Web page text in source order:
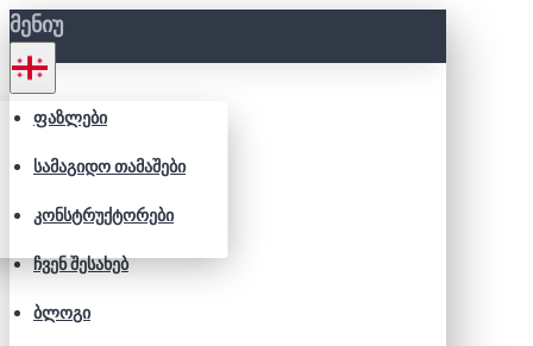
ᲛᲔᲜᲘᲣ
ᲤᲐᲖᲚᲔᲑᲘ
ᲡᲐᲛᲐᲒᲘᲓᲝ ᲗᲐᲛᲐᲨᲔᲑᲘ
ᲙᲝᲜᲡᲢᲠᲣᲥᲢᲝᲠᲔᲑᲘ
ᲩᲕᲔᲜ ᲨᲔᲡᲐᲮᲔᲑ
ᲑᲚᲝᲒᲘ